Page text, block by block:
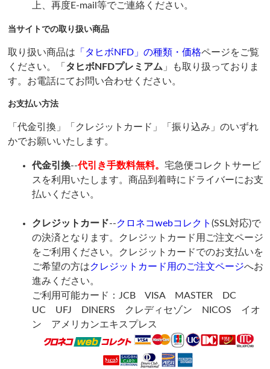
上、再度E-mail等でご連絡ください。
当サイトでの取り扱い商品
取り扱い商品は 「タヒボNFD」の種類・価格ページをご覧
ください。「 タヒボNFDプレミアム 」も取り扱っておりま
す。お電話にてお問い合わせください。
お支払い方法
「代金引換」「クレジットカード」「振り込み」のいずれ
かでお願いいたします。
代金引換--代引き手数料無料。 宅急便コレクトサービ
スを利用いたします。商品到着時にドライバーにお支
払いください。
クレジットカード--クロネコwebコレクト (SSL対応)で
の決済となります。クレジットカード用ご注文ページ
をご利用ください。クレジットカードでのお支払いを
ご希望の方はクレジットカード用のご注文ページへお
進みください。
ご利用可能カード：JCB VISA MASTER DC
UC UFJ DINERS クレディセゾン NICOS イオ
ン アメリカンエキスプレス